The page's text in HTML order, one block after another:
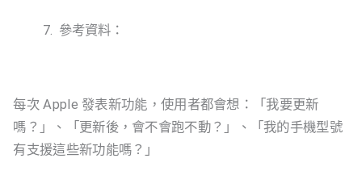
參考資料：
每次 Apple 發表新功能，使用者都會想：「我要更新
嗎？」、「更新後，會不會跑不動？」、「我的手機型號
有支援這些新功能嗎？」